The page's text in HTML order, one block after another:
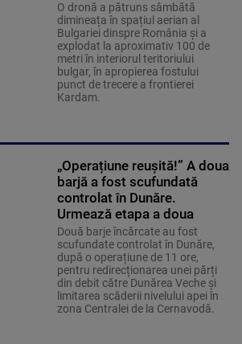
O dronă a pătruns sâmbătă
dimineața în spațiul aerian al
Bulgariei dinspre România și a
explodat la aproximativ 100 de
metri în interiorul teritoriului
bulgar, în apropierea fostului
punct de trecere a frontierei
Kardam.
„Operațiune reușită!” A doua
barjă a fost scufundată
controlat în Dunăre.
Urmează etapa a doua
Două barje încărcate au fost
scufundate controlat în Dunăre,
după o operațiune de 11 ore,
pentru redirecționarea unei părți
din debit către Dunărea Veche și
limitarea scăderii nivelului apei în
zona Centralei de la Cernavodă.